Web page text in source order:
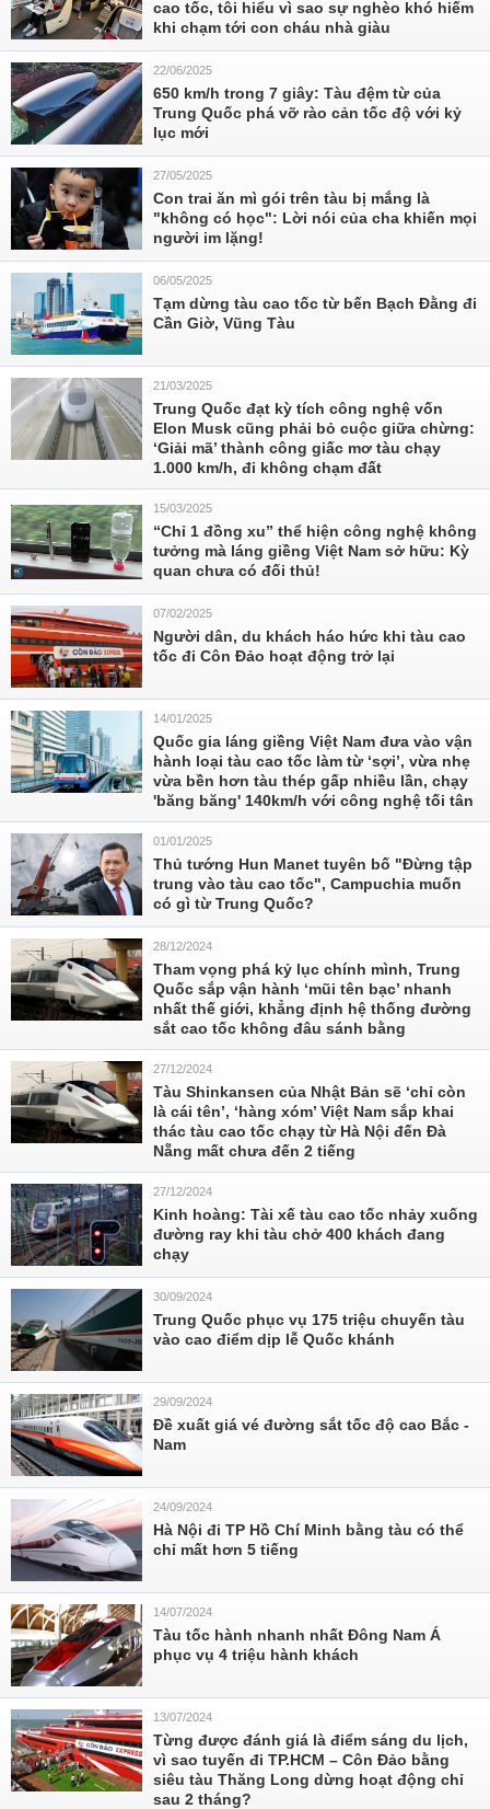
cao tốc, tôi hiểu vì sao sự nghèo khó hiếm
khi chạm tới con cháu nhà giàu
22/06/2025
650 km/h trong 7 giây: Tàu đệm từ của
Trung Quốc phá vỡ rào cản tốc độ với kỷ
lục mới
27/05/2025
Con trai ăn mì gói trên tàu bị mắng là
"không có học": Lời nói của cha khiến mọi
người im lặng!
06/05/2025
Tạm dừng tàu cao tốc từ bến Bạch Đằng đi
Cần Giờ, Vũng Tàu
21/03/2025
Trung Quốc đạt kỳ tích công nghệ vốn
Elon Musk cũng phải bỏ cuộc giữa chừng:
‘Giải mã’ thành công giấc mơ tàu chạy
1.000 km/h, đi không chạm đất
15/03/2025
“Chỉ 1 đồng xu” thể hiện công nghệ không
tưởng mà láng giềng Việt Nam sở hữu: Kỳ
quan chưa có đối thủ!
07/02/2025
Người dân, du khách háo hức khi tàu cao
tốc đi Côn Đảo hoạt động trở lại
14/01/2025
Quốc gia láng giềng Việt Nam đưa vào vận
hành loại tàu cao tốc làm từ ‘sợi’, vừa nhẹ
vừa bền hơn tàu thép gấp nhiều lần, chạy
'băng băng' 140km/h với công nghệ tối tân
01/01/2025
Thủ tướng Hun Manet tuyên bố "Đừng tập
trung vào tàu cao tốc", Campuchia muốn
có gì từ Trung Quốc?
28/12/2024
Tham vọng phá kỷ lục chính mình, Trung
Quốc sắp vận hành ‘mũi tên bạc’ nhanh
nhất thế giới, khẳng định hệ thống đường
sắt cao tốc không đâu sánh bằng
27/12/2024
Tàu Shinkansen của Nhật Bản sẽ ‘chỉ còn
là cái tên’, ‘hàng xóm’ Việt Nam sắp khai
thác tàu cao tốc chạy từ Hà Nội đến Đà
Nẵng mất chưa đến 2 tiếng
27/12/2024
Kinh hoàng: Tài xế tàu cao tốc nhảy xuống
đường ray khi tàu chở 400 khách đang
chạy
30/09/2024
Trung Quốc phục vụ 175 triệu chuyến tàu
vào cao điểm dịp lễ Quốc khánh
29/09/2024
Đề xuất giá vé đường sắt tốc độ cao Bắc -
Nam
24/09/2024
Hà Nội đi TP Hồ Chí Minh bằng tàu có thể
chỉ mất hơn 5 tiếng
14/07/2024
Tàu tốc hành nhanh nhất Đông Nam Á
phục vụ 4 triệu hành khách
13/07/2024
Từng được đánh giá là điểm sáng du lịch,
vì sao tuyến đi TP.HCM – Côn Đảo bằng
siêu tàu Thăng Long dừng hoạt động chỉ
sau 2 tháng?